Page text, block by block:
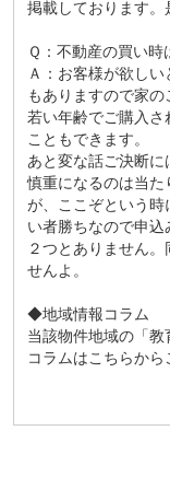
掲載しております。
Ｑ：不動産の買い時
Ａ：お客様が欲し
もありますので家の
若い年齢でご購入さ
こともできます。
あと変な話ご決断
慎重になるのは当た
が、ここぞという
い者勝ちなので申
２つとありません
せんよ。
◆地域情報コラム
当該物件地域の「教
コラムはこちらから